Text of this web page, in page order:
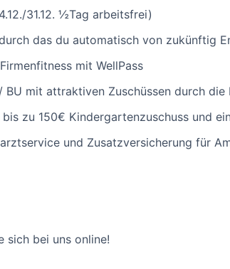
31.12. ½Tag arbeitsfrei)
das du automatisch von zukünftig
mit WellPass
BU mit attraktiven Zuschüssen durch die
zu 150€ Kindergartenzuschuss und
und Zusatzversicherung für
sich bei uns online!